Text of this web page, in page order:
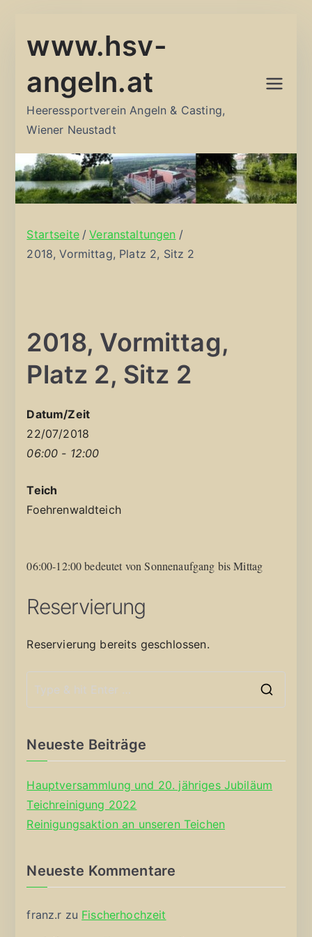
Inhalt
www.hsv-
angeln.at
Heeressportverein Angeln & Casting,
Wiener Neustadt
Startseite
Veranstaltungen
2018, Vormittag, Platz 2, Sitz 2
2018, Vormittag,
Platz 2, Sitz 2
Datum/Zeit
22/07/2018
06:00 - 12:00
Teich
Foehrenwaldteich
06:00-12:00 bedeutet von Sonnenaufgang bis Mittag
Reservierung
Reservierung bereits geschlossen.
Neueste Beiträge
Hauptversammlung und 20. jähriges Jubiläum
Teichreinigung 2022
Reinigungsaktion an unseren Teichen
Neueste Kommentare
franz.r zu Fischerhochzeit